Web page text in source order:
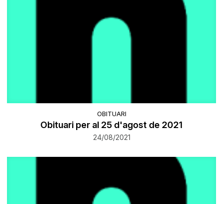
OBITUARI
Obituari per al 25 d'agost de 2021
24/08/2021